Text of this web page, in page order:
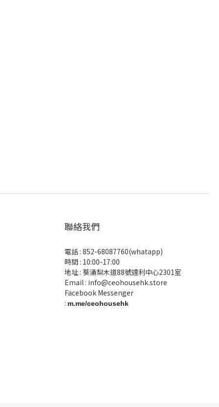
聯絡我們
電話 : 852-68087760(whatapp)
時間 : 10:00-17:00
地址 : 葵涌梨木道88號達利中心2301室
Email : info@ceohousehk.store
Facebook Messenger
: m.me/ceohousehk